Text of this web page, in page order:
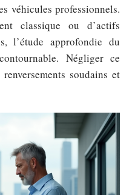
véhicules professionnels.
classique ou d’actifs
l’étude approfondie du
Négliger ce
soudains et